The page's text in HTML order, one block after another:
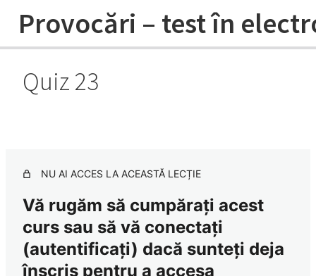
Provocări – test în
Quiz 23
Sezonul 1 ECG QUIZ – 1-10 sesiuni
înregistrate
Sezonul 3 ECG QUIZ
Quiz 21
Quiz 22
NU AI ACCES LA ACEASTĂ LECȚIE
Vă rugăm să cumpărați acest
curs sau să vă conectați
(autentificați) dacă sunteți deja
înscris pentru a accesa